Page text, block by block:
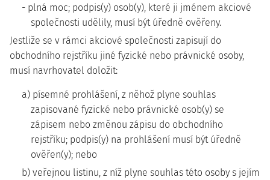
- plná moc; podpis(y) osob(y), které ji jménem akciové
společnosti udělily, musí být úředně ověřeny.
Jestliže se v rámci akciové společnosti zapisují do
obchodního rejstříku jiné fyzické nebo právnické osoby,
musí navrhovatel doložit:
a) písemné prohlášení, z něhož plyne souhlas
zapisované fyzické nebo právnické osob(y) se
zápisem nebo změnou zápisu do obchodního
rejstříku; podpis(y) na prohlášení musí být úředně
ověřen(y); nebo
b) veřejnou listinu, z níž plyne souhlas této osoby s jejím